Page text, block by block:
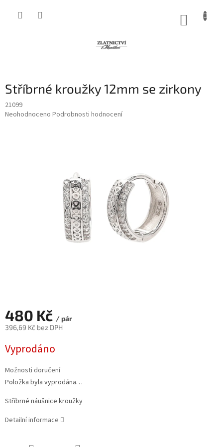
Stříbrné kroužky 12mm se zirkony
21099
Průměrné
Neohodnoceno Podrobnosti hodnocení
480 Kč / pár
396,69 Kč bez DPH
cena:
Vyprodáno
Možnosti doručení
Položka byla vyprodána…
Stříbrné náušnice kroužky
Detailní informace